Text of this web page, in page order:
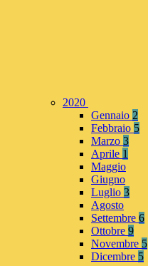
2020
Gennaio 2
Febbraio 5
Marzo 3
Aprile 1
Maggio
Giugno
Luglio 3
Agosto
Settembre 6
Ottobre 9
Novembre 5
Dicembre 5